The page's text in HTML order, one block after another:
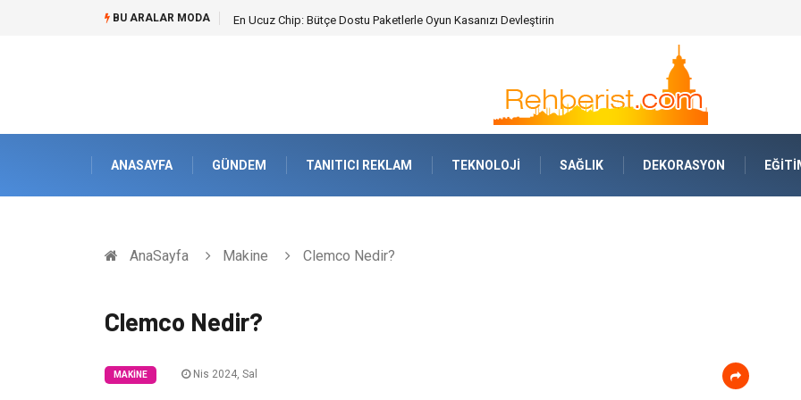
BU ARALAR MODA Bohem Ev Dekoru Nedir?
ANASAYFA GÜNDEM TANITICI REKLAM TEKNOLOJI SAĞLIK DEKORASYON
AnaSayfa Makine Clemco Nedir?
Clemco Nedir?
MAKINE Nis 2024, Sal